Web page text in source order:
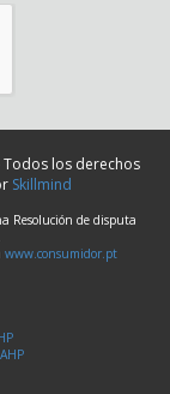
los derechos
Skillmind
Resolución de disputa
www.consumidor.pt